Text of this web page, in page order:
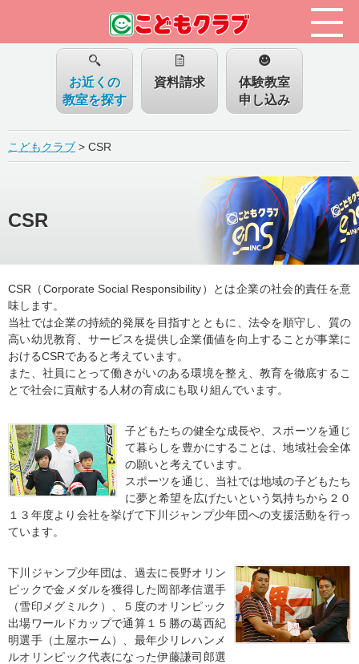
お近くの
教室を探す
資料請求
体験教室
申し込み
こどもクラブ> CSR
CSR
CSR（Corporate Social Responsibility）とは企業の社会的責任を意
味します。
当社では企業の持続的発展を目指すとともに、法令を順守し、質の
高い幼児教育、サービスを提供し企業価値を向上することが事業に
おけるCSRであると考えています。
また、社員にとって働きがいのある環境を整え、教育を徹底するこ
とで社会に貢献する人材の育成にも取り組んでいます。
子どもたちの健全な成長や、スポーツを通じ
て暮らしを豊かにすることは、地域社会全体
の願いと考えています。
スポーツを通じ、当社では地域の子どもたち
に夢と希望を広げたいという気持ちから２０
１３年度より会社を挙げて下川ジャンプ少年団への支援活動を行っ
ています。
下川ジャンプ少年団は、過去に長野オリン
ピックで金メダルを獲得した岡部孝信選手
（雪印メグミルク）、５度のオリンピック
出場ワールドカップで通算１５勝の葛西紀
明選手（土屋ホーム）、最年少リレハンメ
ルオリンピック代表になった伊藤謙司郎選